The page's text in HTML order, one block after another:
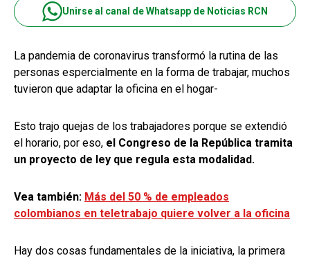
Unirse al canal de Whatsapp de Noticias RCN
La pandemia de coronavirus transformó la rutina de las
personas espercialmente en la forma de trabajar, muchos
tuvieron que adaptar la oficina en el hogar-
Esto trajo quejas de los trabajadores porque se extendió
el horario, por eso, el Congreso de la República tramita
un proyecto de ley que regula esta modalidad.
Vea también: Más del 50 % de empleados
colombianos en teletrabajo quiere volver a la oficina
Hay dos cosas fundamentales de la iniciativa, la primera